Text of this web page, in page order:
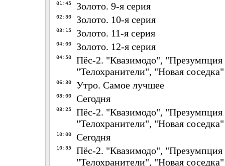
01:45 Золото. 9-я серия
02:30 Золото. 10-я серия
03:15 Золото. 11-я серия
04:00 Золото. 12-я серия
04:50
Пёс-2. "Квазимодо", "Презумпция
"Телохранители", "Новая соседка"
06:30 Утро. Самое лучшее
08:00 Сегодня
08:25
Пёс-2. "Квазимодо", "Презумпция
"Телохранители", "Новая соседка"
10:00 Сегодня
10:35
Пёс-2. "Квазимодо", "Презумпция
"Телохранители", "Новая соседка"